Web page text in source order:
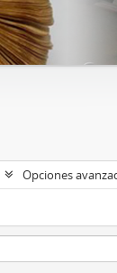
Opciones